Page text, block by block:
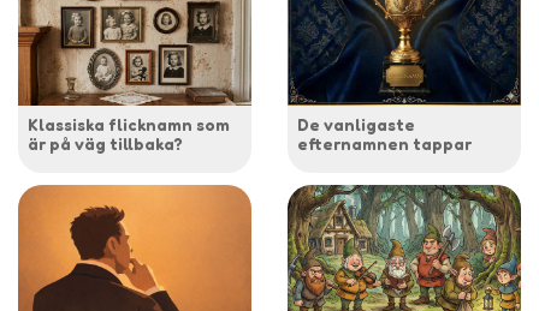
Klassiska flicknamn som
är på väg tillbaka?
De vanligaste
efternamnen tappar